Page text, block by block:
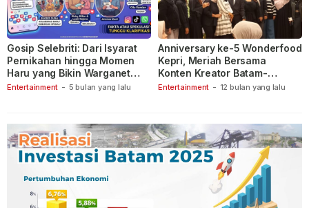
Entertainment - 5 bulan yang lalu
Gosip Selebriti: Dari Isyarat
Pernikahan hingga Momen
Haru yang Bikin Warganet
Berspekulasi
Entertainment - 12 bulan yang lalu
Anniversary ke-5 Wonderfood
Kepri, Meriah Bersama
Konten Kreator Batam-
Tanjungpinang